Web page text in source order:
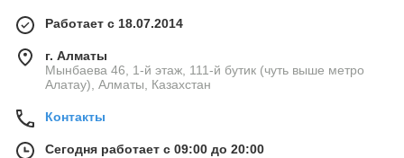
Работает с 18.07.2014
г. Алматы
Мынбаева 46, 1-й этаж, 111-й бутик (чуть выше метро
Алатау), Алматы, Казахстан
Контакты
Сегодня работает с 09:00 до 20:00